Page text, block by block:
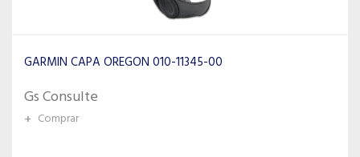
GARMIN CAPA OREGON 010-11345-00
Gs Consulte
+ Comprar